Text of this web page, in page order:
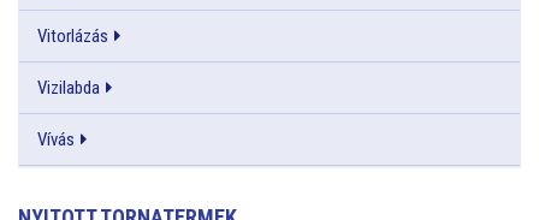
Vitorlázás
Vizilabda
Vívás